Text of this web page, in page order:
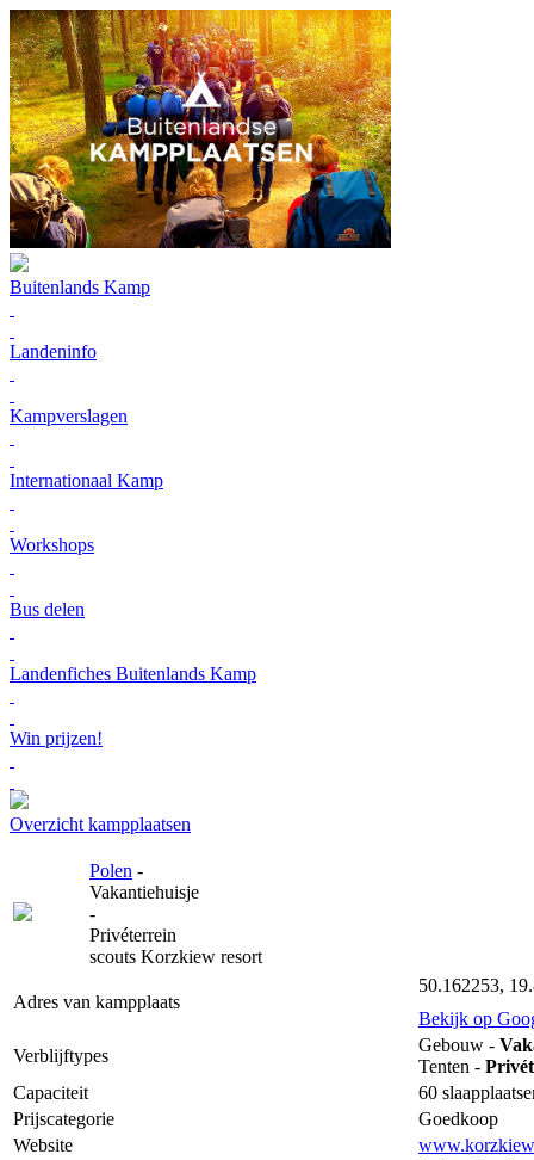
Buitenlands Kamp
Landeninfo
Kampverslagen
Internationaal Kamp
Workshops
Bus delen
Landenfiches Buitenlands Kamp
Win prijzen!
Overzicht kampplaatsen
Polen -
Vakantiehuisje
-
Privéterrein
scouts Korzkiew resort
Adres van kampplaats
50.162253,
Bekijk op
Verblijftypes
Gebouw -
Tenten -
Capaciteit
60
Prijscategorie
Goedkoop
Website